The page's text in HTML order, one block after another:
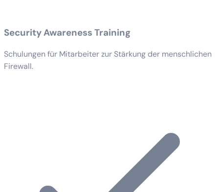
Security Awareness Training
Schulungen für Mitarbeiter zur Stärkung der menschlichen
Firewall.